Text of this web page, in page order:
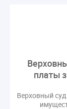
персональные
1 сентября
платы
Верховный